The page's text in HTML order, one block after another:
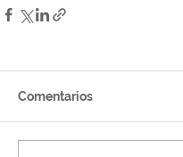
Comentarios